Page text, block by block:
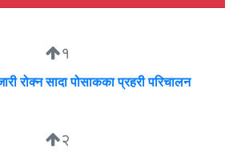
१
रोक्न सादा पोसाकका प्रहरी परिचालन
२